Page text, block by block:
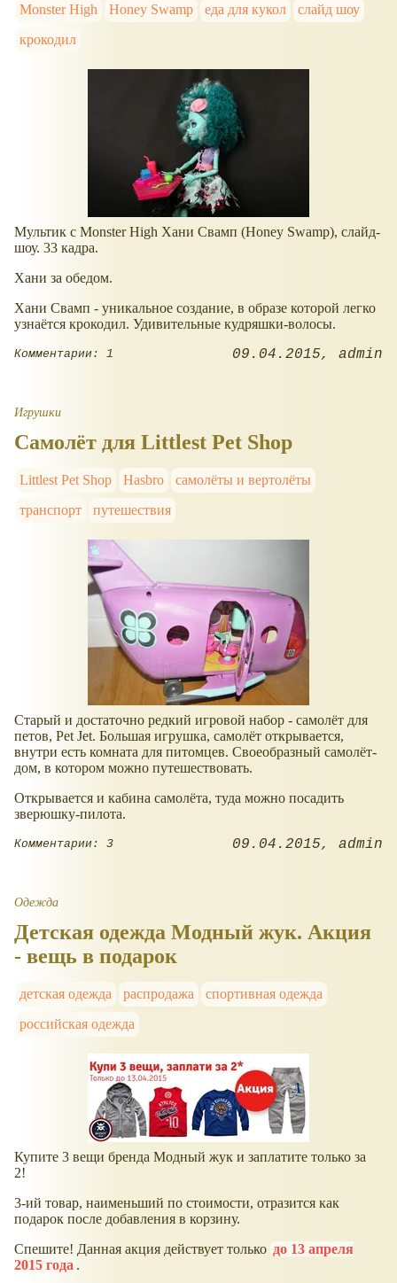
Monster High Honey Swamp еда для кукол
слайд шоу
крокодил
Мультик с Monster High Хани Свамп (Honey Swamp), слайд-
шоу. 33 кадра.
Хани за обедом.
Хани Свамп - уникальное создание, в образе которой легко
узнаётся крокодил. Удивительные кудряшки-волосы.
Комментарии: 1 09.04.2015 admin
Игрушки
Самолёт для Littlest Pet Shop
Littlest Pet Shop Hasbro
самолёты и вертолёты
транспорт
путешествия
Старый и достаточно редкий игровой набор - самолёт для
петов, Pet Jet. Большая игрушка, самолёт открывается,
внутри есть комната для питомцев. Своеобразный самолёт-
дом, в котором можно путешествовать.
Открывается и кабина самолёта, туда можно посадить
зверюшку-пилота.
Комментарии: 3 09.04.2015 admin
Одежда
Детская одежда Модный жук. Акция
- вещь в подарок
детская одежда распродажа
спортивная одежда
российская одежда
Купите 3 вещи бренда Модный жук и заплатите только за
2!
3-ий товар, наименьший по стоимости, отразится как
подарок после добавления в корзину.
Спешите! Данная акция действует только до 13 апреля
2015 года .